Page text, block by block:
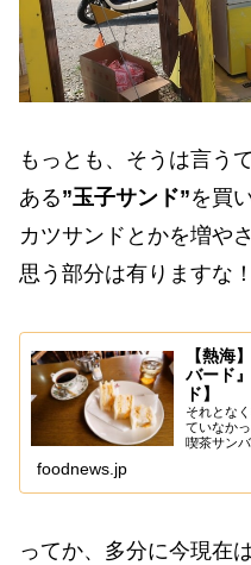
もっとも、そうは言う
ある”玉子サンド”を買
カツサンドとかを増や
思う部分は有りますな！
【熱海
バード
ド】
それとな
ていなか
喫茶サン
が、大体
foodnews.jp
ってか、多分に今現在